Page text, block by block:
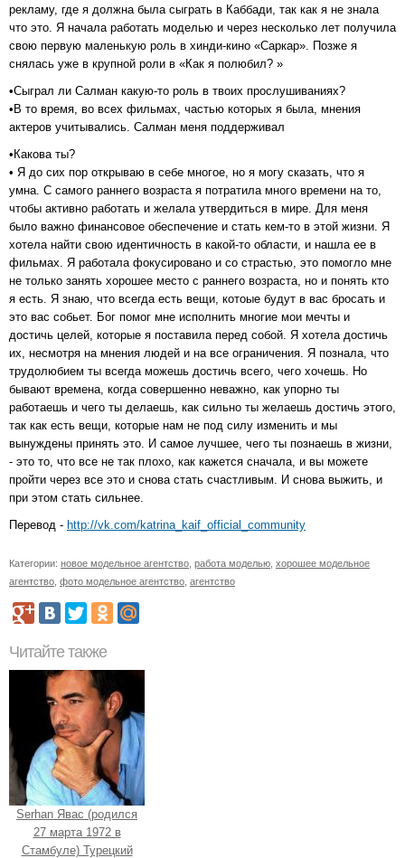
рекламу, где я должна была сыграть в Каббади, так как я не знала
что это. Я начала работать моделью и через несколько лет получила
свою первую маленькую роль в хинди-кино «Саркар». Позже я
снялась уже в крупной роли в «Как я полюбил? »
•Сыграл ли Салман какую-то роль в твоих прослушиваниях?
•В то время, во всех фильмах, частью которых я была, мнения
актеров учитывались. Салман меня поддерживал
•Какова ты?
• Я до сих пор открываю в себе многое, но я могу сказать, что я
умна. С самого раннего возраста я потратила много времени на то,
чтобы активно работать и желала утвердиться в мире. Для меня
было важно финансовое обеспечение и стать кем-то в этой жизни. Я
хотела найти свою идентичность в какой-то области, и нашла ее в
фильмах. Я работала фокусировано и со страстью, это помогло мне
не только занять хорошее место с раннего возраста, но и понять кто
я есть. Я знаю, что всегда есть вещи, котоые будут в вас бросать и
это вас собьет. Бог помог мне исполнить многие мои мечты и
достичь целей, которые я поставила перед собой. Я хотела достичь
их, несмотря на мнения людей и на все ограничения. Я познала, что
трудолюбием ты всегда можешь достичь всего, чего хочешь. Но
бывают времена, когда совершенно неважно, как упорно ты
работаешь и чего ты делаешь, как сильно ты желаешь достичь этого,
так как есть вещи, которые нам не под силу изменить и мы
вынуждены принять это. И самое лучшее, чего ты познаешь в жизни,
- это то, что все не так плохо, как кажется сначала, и вы можете
пройти через все это и снова стать счастливым. И снова выжить, и
при этом стать сильнее.
Перевод - http://vk.com/katrina_kaif_official_community
Категории: новое модельное агентство работа моделью хорошее модельное
агентство фото модельное агентство агентство
Читайте также
Serhan Явас (родился
27 марта 1972 в
Стамбуле) Турецкий